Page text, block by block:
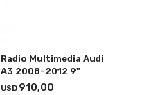
Radio Multimedia Audi
A3 2008-2012 9"
USD 910,00